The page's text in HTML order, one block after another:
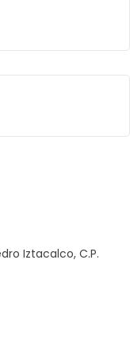
Iztacalco, C.P.